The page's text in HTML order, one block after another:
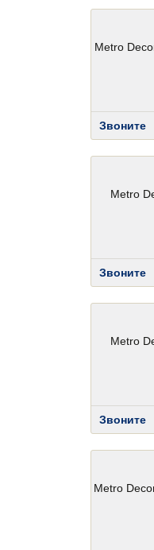
Metro
Звоните
Metro
Звоните
Metro
Звоните
Metro